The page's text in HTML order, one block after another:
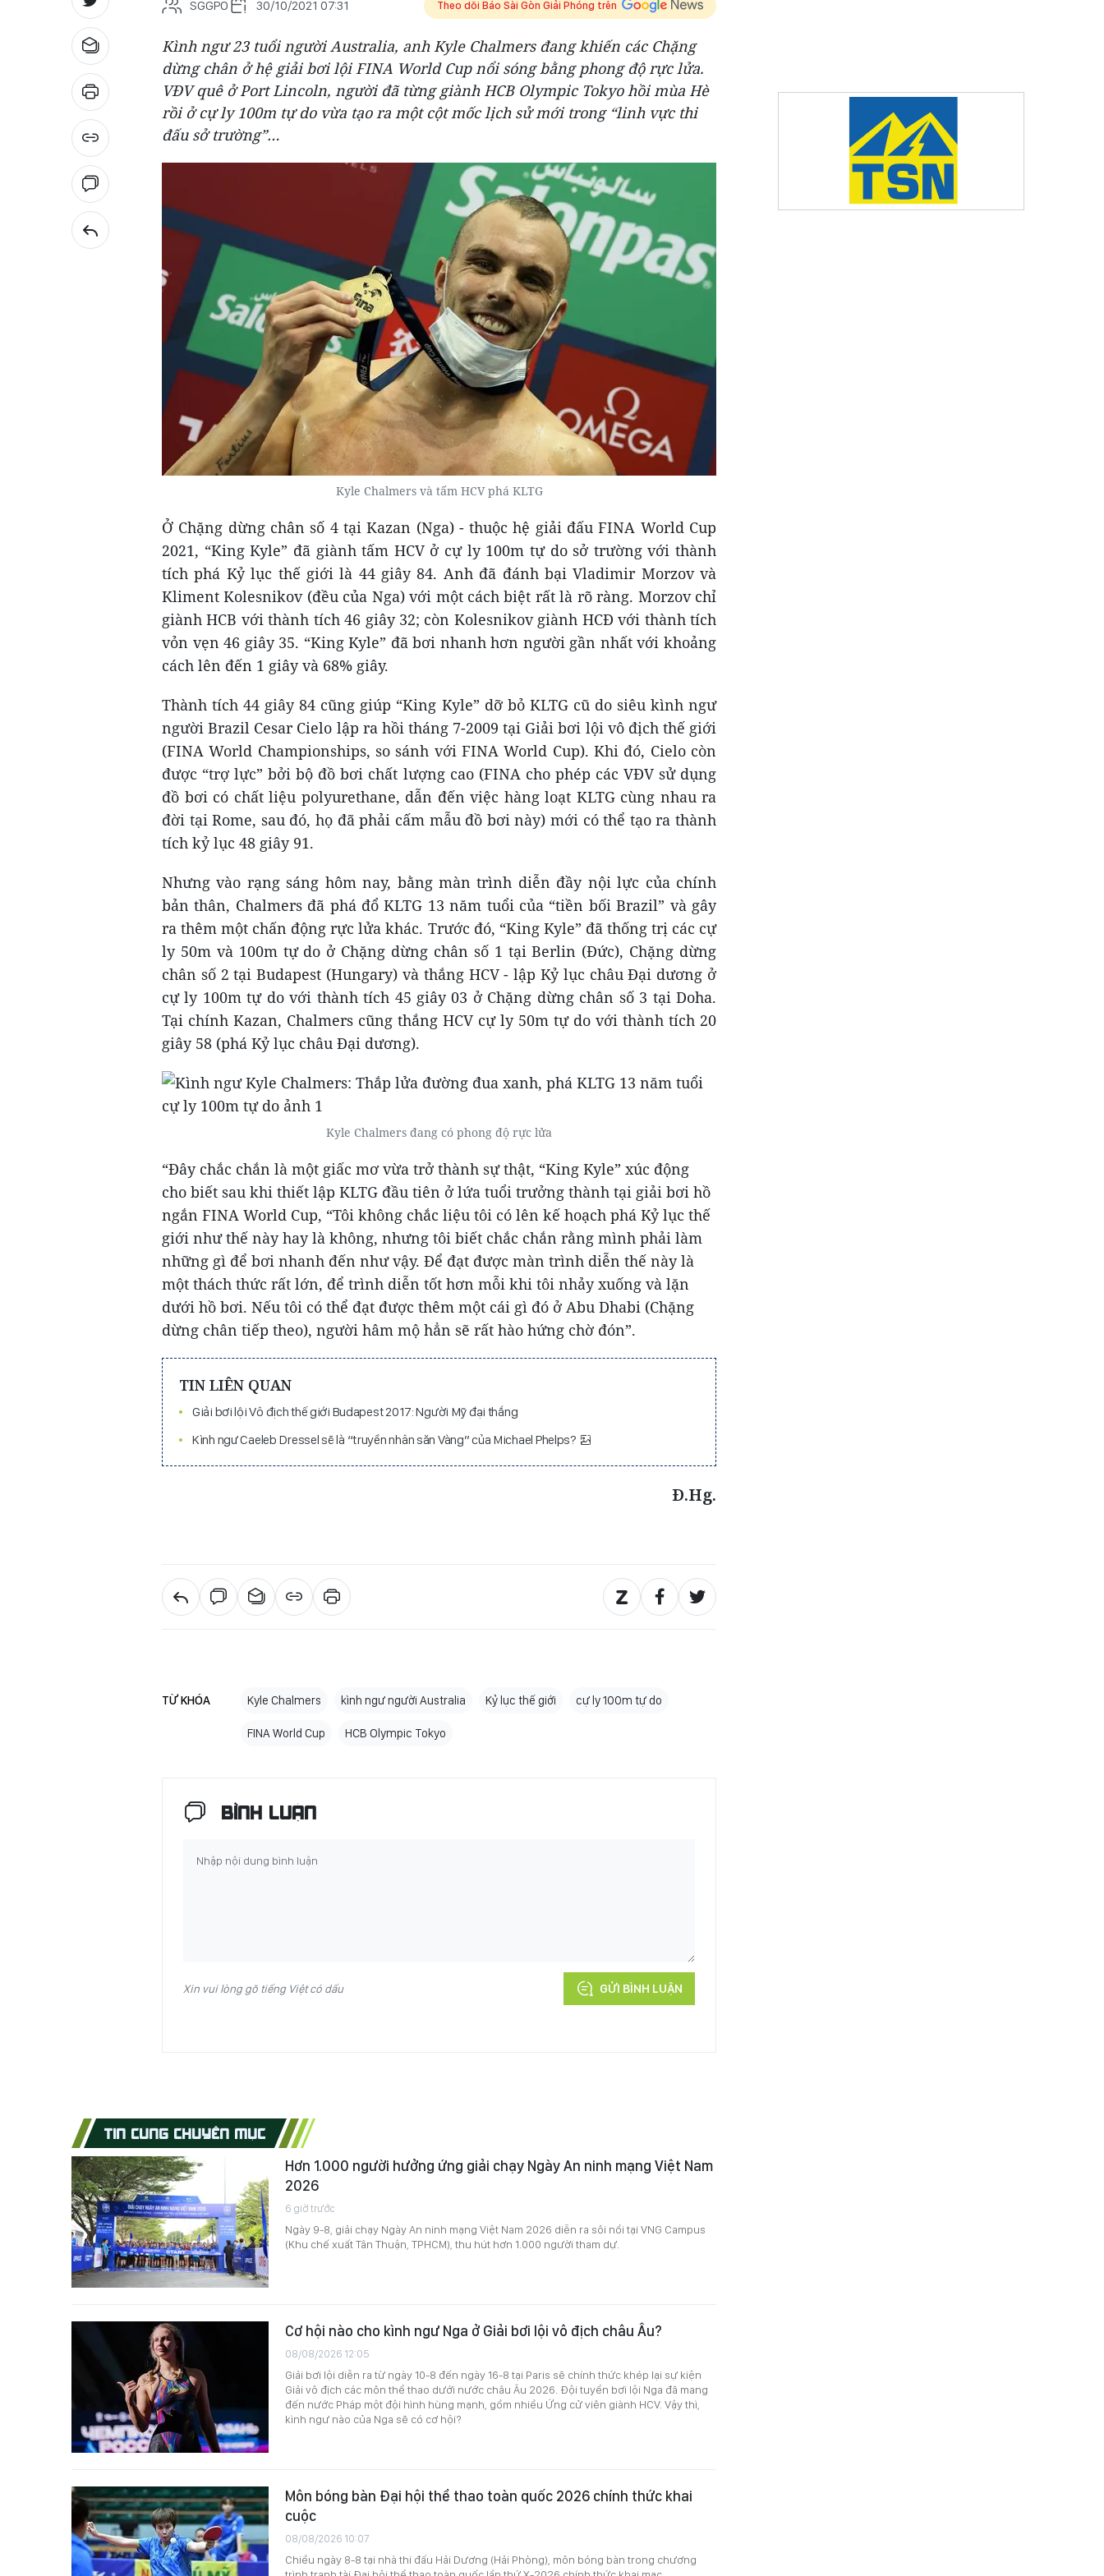
SGGPO 30/10/2021 07:31 Theo dõi Báo Sài Gòn Giải Phóng trên
Kình ngư 23 tuổi người Australia, anh Kyle Chalmers đang khiến các Chặng
dừng chân ở hệ giải bơi lội FINA World Cup nổi sóng bằng phong độ rực lửa.
VĐV quê ở Port Lincoln, người đã từng giành HCB Olympic Tokyo hồi mùa Hè
rồi ở cự ly 100m tự do vừa tạo ra một cột mốc lịch sử mới trong “linh vực thi
đấu sở trường”…
Kyle Chalmers và tấm HCV phá KLTG
Ở Chặng dừng chân số 4 tại Kazan (Nga) - thuộc hệ giải đấu FINA World Cup
2021, “King Kyle” đã giành tấm HCV ở cự ly 100m tự do sở trường với thành
tích phá Kỷ lục thế giới là 44 giây 84. Anh đã đánh bại Vladimir Morzov và
Kliment Kolesnikov (đều của Nga) với một cách biệt rất là rõ ràng. Morzov chỉ
giành HCB với thành tích 46 giây 32; còn Kolesnikov giành HCĐ với thành tích
vỏn vẹn 46 giây 35. “King Kyle” đã bơi nhanh hơn người gần nhất với khoảng
cách lên đến 1 giây và 68% giây.
Thành tích 44 giây 84 cũng giúp “King Kyle” dỡ bỏ KLTG cũ do siêu kình ngư
người Brazil Cesar Cielo lập ra hồi tháng 7-2009 tại Giải bơi lội vô địch thế giới
(FINA World Championships, so sánh với FINA World Cup). Khi đó, Cielo còn
được “trợ lực” bởi bộ đồ bơi chất lượng cao (FINA cho phép các VĐV sử dụng
đồ bơi có chất liệu polyurethane, dẫn đến việc hàng loạt KLTG cùng nhau ra
đời tại Rome, sau đó, họ đã phải cấm mẫu đồ bơi này) mới có thể tạo ra thành
tích kỷ lục 48 giây 91.
Nhưng vào rạng sáng hôm nay, bằng màn trình diễn đầy nội lực của chính
bản thân, Chalmers đã phá đổ KLTG 13 năm tuổi của “tiền bối Brazil” và gây
ra thêm một chấn động rực lửa khác. Trước đó, “King Kyle” đã thống trị các cự
ly 50m và 100m tự do ở Chặng dừng chân số 1 tại Berlin (Đức), Chặng dừng
chân số 2 tại Budapest (Hungary) và thắng HCV - lập Kỷ lục châu Đại dương ở
cự ly 100m tự do với thành tích 45 giây 03 ở Chặng dừng chân số 3 tại Doha.
Tại chính Kazan, Chalmers cũng thắng HCV cự ly 50m tự do với thành tích 20
giây 58 (phá Kỷ lục châu Đại dương).
Kyle Chalmers đang có phong độ rực lửa
“Đây chắc chắn là một giấc mơ vừa trở thành sự thật, “King Kyle” xúc động
cho biết sau khi thiết lập KLTG đầu tiên ở lứa tuổi trưởng thành tại giải bơi hồ
ngắn FINA World Cup, “Tôi không chắc liệu tôi có lên kế hoạch phá Kỷ lục thế
giới như thế này hay là không, nhưng tôi biết chắc chắn rằng mình phải làm
những gì để bơi nhanh đến như vậy. Để đạt được màn trình diễn thế này là
một thách thức rất lớn, để trình diễn tốt hơn mỗi khi tôi nhảy xuống và lặn
dưới hồ bơi. Nếu tôi có thể đạt được thêm một cái gì đó ở Abu Dhabi (Chặng
dừng chân tiếp theo), người hâm mộ hẳn sẽ rất hào hứng chờ đón”.
TIN LIÊN QUAN
Giải bơi lội Vô địch thế giới Budapest 2017: Người Mỹ đại thắng
Kình ngư Caeleb Dressel sẽ là “truyền nhân săn Vàng” của Michael Phelps?
Đ.Hg.
TỪ KHÓA Kyle Chalmers kình ngư người Australia Kỷ lục thế giới cự ly 100m tự do
FINA World Cup HCB Olympic Tokyo
BÌNH LUẬN
Xin vui lòng gõ tiếng Việt có dấu GỬI BÌNH LUẬN
TIN CÙNG CHUYÊN MỤC
Hơn 1.000 người hưởng ứng giải chạy Ngày An ninh mạng Việt Nam
2026
6 giờ trước
Ngày 9-8, giải chạy Ngày An ninh mạng Việt Nam 2026 diễn ra sôi nổi tại VNG Campus
(Khu chế xuất Tân Thuận, TPHCM), thu hút hơn 1.000 người tham dự.
Cơ hội nào cho kình ngư Nga ở Giải bơi lội vô địch châu Âu?
08/08/2026 12:05
Giải bơi lội diễn ra từ ngày 10-8 đến ngày 16-8 tại Paris sẽ chính thức khép lại sự kiện
Giải vô địch các môn thể thao dưới nước châu Âu 2026. Đội tuyển bơi lội Nga đã mang
đến nước Pháp một đội hình hùng mạnh, gồm nhiều Ứng cử viên giành HCV. Vậy thì,
kình ngư nào của Nga sẽ có cơ hội?
Môn bóng bàn Đại hội thể thao toàn quốc 2026 chính thức khai
cuộc
08/08/2026 10:07
Chiều ngày 8-8 tại nhà thi đấu Hải Dương (Hải Phòng), môn bóng bàn trong chương